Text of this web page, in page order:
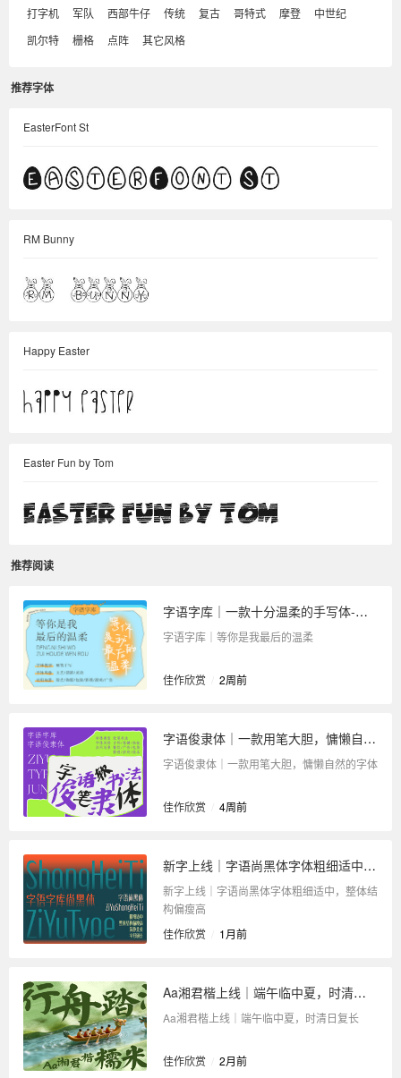
打字机
军队 西部牛仔 传统 复古 哥特式 摩登
中世纪
凯尔特
栅格 点阵 其它风格
推荐字体
EasterFont St
RM Bunny
Happy Easter
Easter Fun by Tom
推荐阅读
字语字库｜一款十分温柔的手写体-等你是我最后的温柔
字语字库｜等你是我最后的温柔
佳作欣赏 2周前
字语俊隶体｜一款用笔大胆，慵懒自然的字体
字语俊隶体｜一款用笔大胆，慵懒自然的字体
佳作欣赏 4周前
新字上线｜字语尚黑体字体粗细适中，整体结构偏瘦高
新字上线｜字语尚黑体字体粗细适中，整体结
构偏瘦高
佳作欣赏
1月前
Aa湘君楷上线｜端午临中夏，时清日复长
Aa湘君楷上线｜端午临中夏，时清日复长
佳作欣赏 2月前